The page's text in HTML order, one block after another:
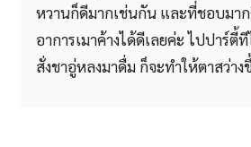
หวานก็ดีมากเช่นกัน และที่ชอบมาก
อาการเมาค้างได้ดีเลยค่ะ ไปปาร์ตี้
สั่งชาอู่หลงมาดื่ม ก็จะทำให้ตาสว่าง